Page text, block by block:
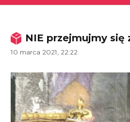
NIE przejmujmy
10 marca 2021, 22:22